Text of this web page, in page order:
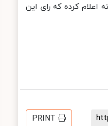
کرده که رای این
PRINT